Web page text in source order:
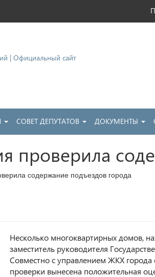
СОВЕТ ДЕПУТАТОВ ДОКУМЕНТЫ
проверила
содержание подъездов города
Несколько многоквартирных домов,
заместитель руководителя
Совместно с управлением ЖКХ города
проверки вынесена положительная